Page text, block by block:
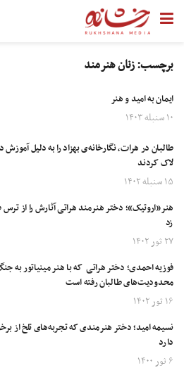
برچسب:زنان هنرمند
ایمان به امید و هنر
۱۰ سنبله ۱۴۰۳
طالبان در هرات، نگارخانه‌ی بهزاد را به دلیل آموزش
لاک کردند
۱۵ سنبله ۱۴۰۲
هنر«اروتیک»؛ دختر هنرمند هراتی آثارش را از
زد
۲۷ ثور ۱۴۰۲
فوزیه احمدی؛ دختر هراتی که با هنر مینیاتور به
محدودیت‌های طالبان رفته است
۱۶ ثور ۱۴۰۲
نسیمه امید؛ دختر هنرمندی که تجربه‌های تلخ از
دارد
۶ ثور ۱۴۰۰